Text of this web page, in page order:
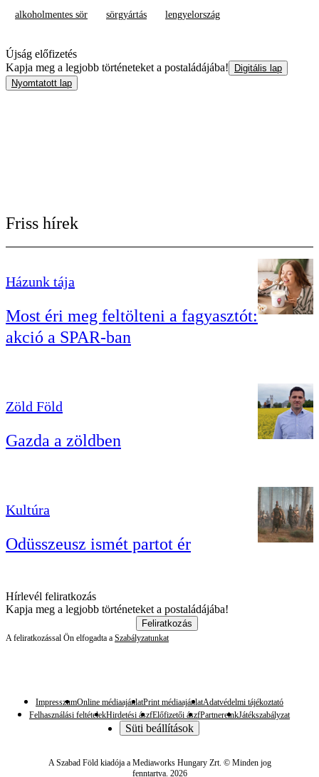
alkoholmentes sör sörgyártás lengyelország
Újság előfizetés
Kapja meg a legjobb történeteket a postaládájába!
Digitális lap
Nyomtatott lap
Friss hírek
Házunk tája
Most éri meg feltölteni a fagyasztót:
akció a SPAR-ban
Zöld Föld
Gazda a zöldben
Kultúra
Odüsszeusz ismét partot ér
Hírlevél feliratkozás
Kapja meg a legjobb történeteket a postaládájába!
Feliratkozás
A feliratkozással Ön elfogadta a Szabályzatunkat
ImpresszumOnline médiaajánlatPrint médiaajánlatAdatvédelmi tájékoztató
Felhasználási feltételekHirdetési ászfElőfizetői ászfPartnereinkJátékszabályzat
Süti beállítások
A Szabad Föld kiadója a Mediaworks Hungary Zrt. © Minden jog
fenntartva. 2026